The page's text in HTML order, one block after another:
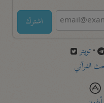
اشترك
•تويتر
القرآني